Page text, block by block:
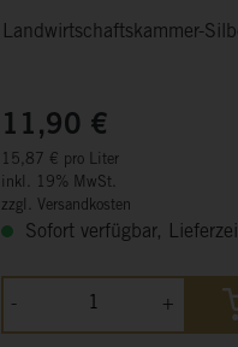
Landwirtschaftskammer-
11,90 €
15,87 € pro Liter
inkl. 19% MwSt.
zzgl. Versandkosten
Sofort verfügbar,
- +